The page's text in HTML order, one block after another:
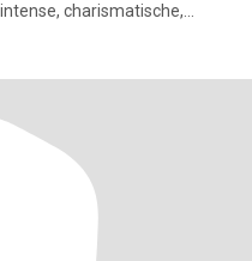
charismatische,